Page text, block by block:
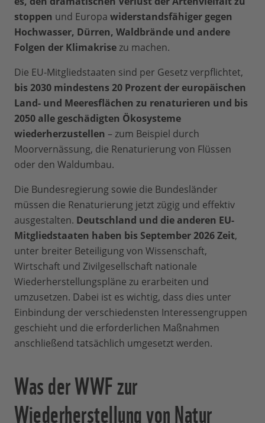
stoppen und Europa widerstandsfähiger gegen
Hochwasser, Dürren, Waldbrände und andere
Folgen der Klimakrisezu machen.
Die EU-Mitgliedstaaten sind per Gesetz verpflichtet,
bis 2030 mindestens 20 Prozent der europäischen
Land- und Meeresflächen zu renaturieren und bis
2050 alle geschädigten Ökosysteme
wiederherzustellen – zum Beispiel durch
Moorvernässung, die Renaturierung von Flüssen
oder den Waldumbau.
Die Bundesregierung sowie die Bundesländer
müssen die Renaturierung jetzt zügig und effektiv
ausgestalten. Deutschland und die anderen EU-
Mitgliedstaaten haben bis September 2026 Zeit,
unter breiter Beteiligung von Wissenschaft,
Wirtschaft und Zivilgesellschaft nationale
Wiederherstellungspläne zu erarbeiten und
umzusetzen. Dabei ist es wichtig, dass dies unter
Einbindung der verschiedensten Interessengruppen
geschieht und die erforderlichen Maßnahmen
anschließend tatsächlich umgesetzt werden.
Was der WWF zur
Wiederherstellung von Natur